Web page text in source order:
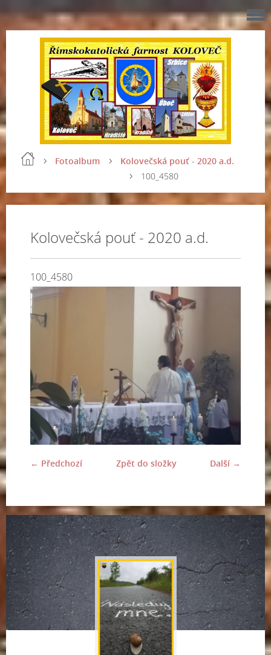
Fotoalbum
Kolovečská pouť - 2020 a.d.
100_4580
Kolovečská pouť - 2020 a.d.
100_4580
← Předchozí Další →
Zpět do složky